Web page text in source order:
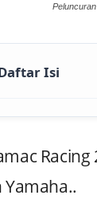
Isi
Racing
Yamaha..